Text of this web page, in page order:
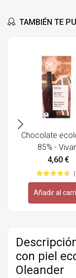
TAMBIÉN TE
Chocolate
85% -
4,60 €
Añadir al
con piel
Oleander